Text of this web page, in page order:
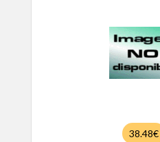
38.48€